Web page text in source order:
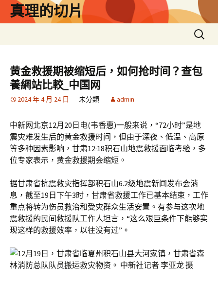
真理的切片
搜
尋
鍵
字:
黄金救援期被缩短后，如何抢时间？查包
養網站比較_中国网
2024 年 4 月 24 日 未分類 admin
中新网北京12月20日电(韦香惠)一般来说，“72小时”是地
震灾难发生后的黄金救援时间，但由于深夜、低温、高原
等多种因素影响，甘肃12·18积石山地震救援面临考验，多
位专家表示，黄金救援期会缩短。
据甘肃省抗震救灾指挥部积石山6.2级地震新闻发布会消
息，截至19日下午3时，甘肃省救援工作已基本结束，工作
重点将转为伤员救治和受灾群众生活安置。有参与这次地
震救援的民间救援队工作人坦言，“这么艰巨条件下能够实
现这样的救援效率，以往没有过”。